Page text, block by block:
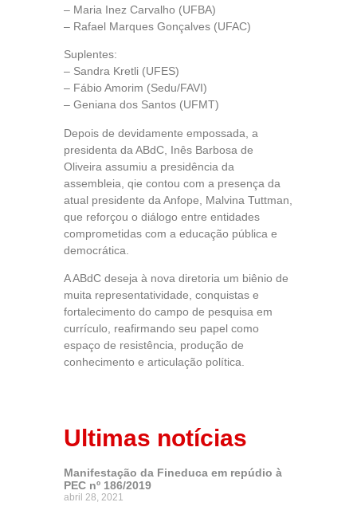
– Maria Inez Carvalho (UFBA)
– Rafael Marques Gonçalves (UFAC)
Suplentes:
– Sandra Kretli (UFES)
– Fábio Amorim (Sedu/FAVI)
– Geniana dos Santos (UFMT)
Depois de devidamente empossada, a
presidenta da ABdC, Inês Barbosa de
Oliveira assumiu a presidência da
assembleia, qie contou com a presença da
atual presidente da Anfope, Malvina Tuttman,
que reforçou o diálogo entre entidades
comprometidas com a educação pública e
democrática.
A ABdC deseja à nova diretoria um biênio de
muita representatividade, conquistas e
fortalecimento do campo de pesquisa em
currículo, reafirmando seu papel como
espaço de resistência, produção de
conhecimento e articulação política.
Ultimas notícias
Manifestação da Fineduca em repúdio à
PEC nº 186/2019
abril 28, 2021